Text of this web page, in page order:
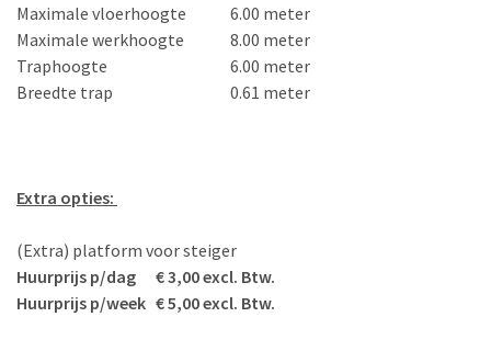
Maximale vloerhoogte
6.00 meter
Maximale werkhoogte 8.00 meter
Traphoogte
6.00 meter
Breedte trap
0.61 meter
Extra opties:
(Extra) platform voor steiger
Huurprijs p/dag € 3,00 excl. Btw.
Huurprijs p/week € 5,00 excl. Btw.